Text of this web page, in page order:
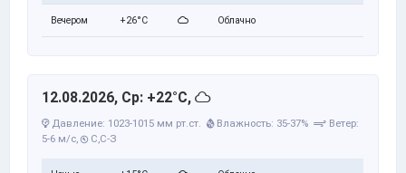
Вечером +26°C Облачно
12.08.2026, Ср: +22°C,
Давление: 1023-1015 мм рт.ст. Влажность: 35-37%
Ветер:
5-6 м/с,
С,С-З